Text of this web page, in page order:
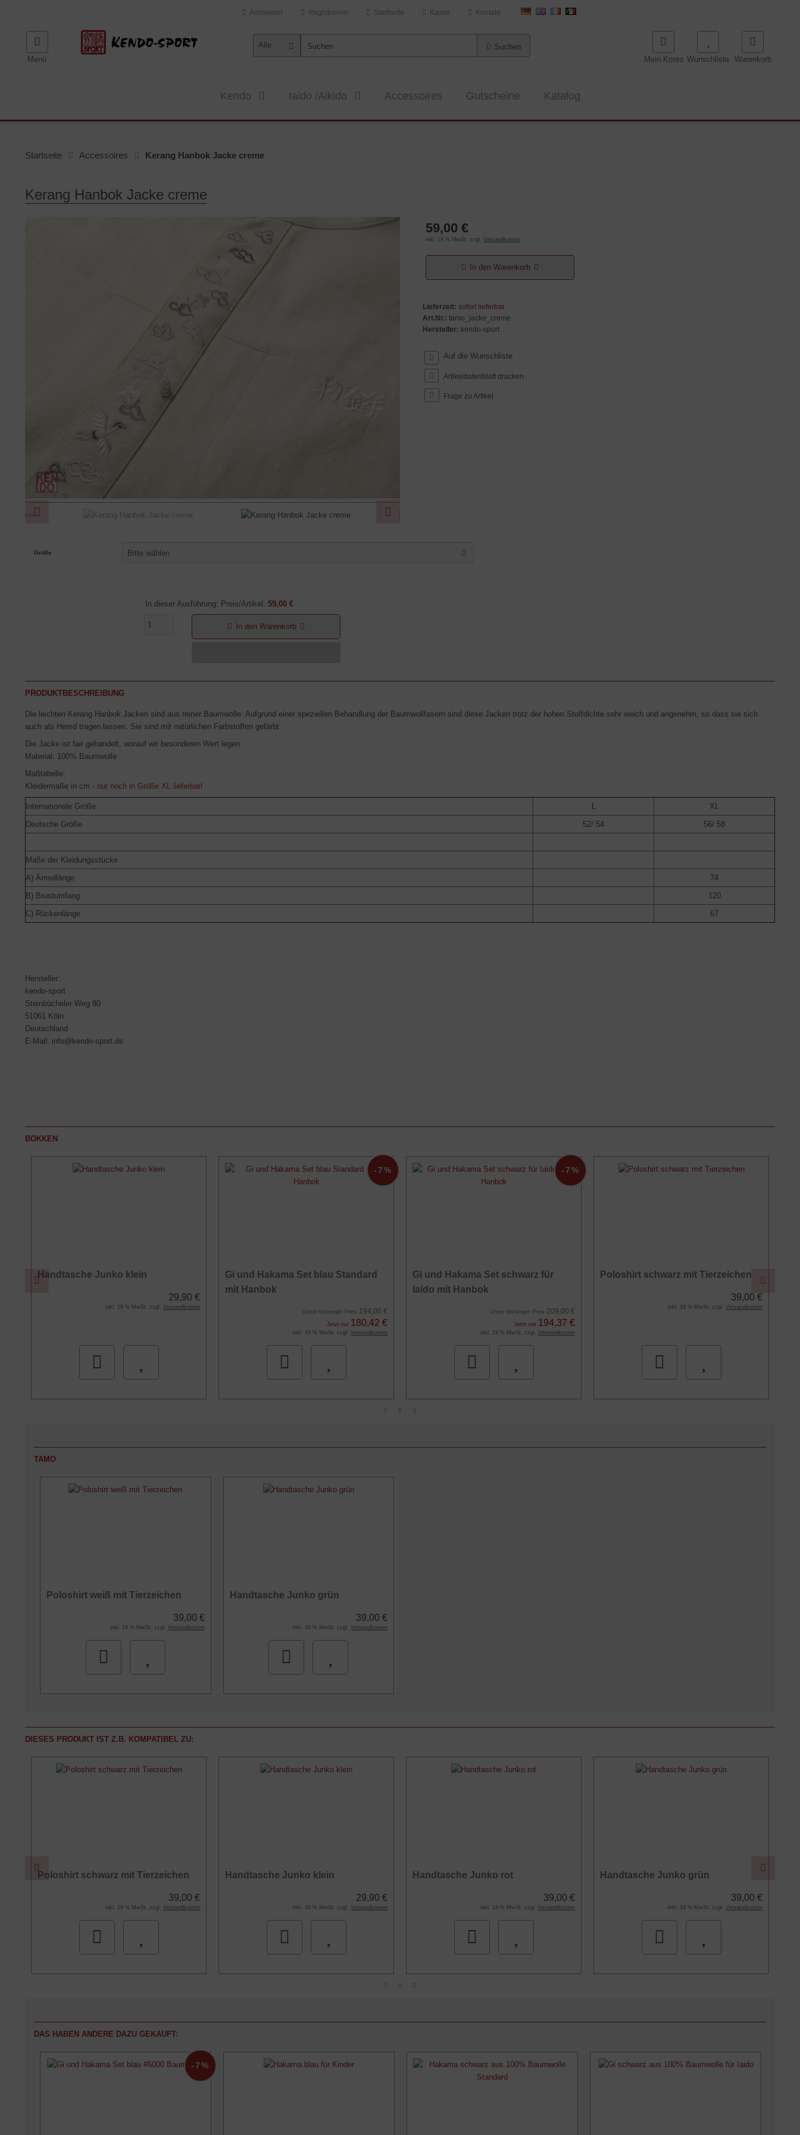
Anmelden Registrieren Startseite Kasse Kontakt
Menü
Alle
Suchen
Warenkorb
Wunschliste
Mein Konto
Kendo Iaido /Aikido Accessoires Gutscheine Katalog
Startseite Accessoires Kerang Hanbok Jacke creme
Kerang Hanbok Jacke creme
59,00 €
inkl. 19 % MwSt. zzgl. Versandkosten
In den Warenkorb
Lieferzeit: sofort lieferbar
Art.Nr.: tamo_jacke_creme
Hersteller: kendo-sport
Artikeldatenblatt drucken
Frage zu Artikel
Größe Bitte wählen
In dieser Ausführung: Preis/Artikel: 59,00 €
In den Warenkorb
PRODUKTBESCHREIBUNG
Die leichten Kerang Hanbok Jacken sind aus reiner Baumwolle. Aufgrund einer speziellen Behandlung der Baumwollfasern sind diese Jacken trotz der hohen Stoffdichte sehr weich und angenehm, so dass sie sich
auch als Hemd tragen lassen. Sie sind mit natürlichen Farbstoffen gefärbt.
Die Jacke ist fair gehandelt, worauf wir besonderen Wert legen.
Material: 100% Baumwolle
Maßtabelle:
Kleidermaße in cm - nur noch in Größe XL lieferbar!
Internationale Größe
XL
Deutsche Größe
52/ 54 56/ 58
Maße der Kleidungsstücke
A) Ärmellänge
74
B) Brustumfang
120
C) Rückenlänge
67
Hersteller:
kendo-sport
Steinbücheler Weg 80
51061 Köln
Deutschland
E-Mail: info@kendo-sport.de
BOKKEN
Handtasche Junko klein
29,90 €
inkl. 19 % MwSt. zzgl. Versandkosten
Gi und Hakama Set blau Standard
mit Hanbok
Unser bisheriger Preis 194,00 €
Jetzt nur 180,42 €
-7%
inkl. 19 % MwSt. zzgl. Versandkosten
Gi und Hakama Set schwarz für
Iaido mit Hanbok
Unser bisheriger Preis 209,00 €
Jetzt nur 194,37 €
-7%
inkl. 19 % MwSt. zzgl. Versandkosten
Poloshirt schwarz mit Tierzeichen
39,00 €
inkl. 19 % MwSt. zzgl. Versandkosten
TAMO
Poloshirt weiß mit Tierzeichen
39,00 €
inkl. 19 % MwSt. zzgl. Versandkosten
Handtasche Junko grün
39,00 €
inkl. 19 % MwSt. zzgl. Versandkosten
DIESES PRODUKT IST Z.B. KOMPATIBEL ZU:
Poloshirt schwarz mit Tierzeichen
39,00 €
inkl. 19 % MwSt. zzgl. Versandkosten
Handtasche Junko klein
29,90 €
inkl. 19 % MwSt. zzgl. Versandkosten
Handtasche Junko rot
39,00 €
inkl. 19 % MwSt. zzgl. Versandkosten
Handtasche Junko grün
39,00 €
inkl. 19 % MwSt. zzgl. Versandkosten
DAS HABEN ANDERE DAZU GEKAUFT:
-7%